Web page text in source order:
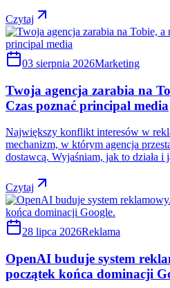
Czytaj
03 sierpnia 2026Marketing
Twoja agencja zarabia na
Czas poznać principal media
Największy konflikt interesów w
mechanizm, w którym agencja
dostawcą. Wyjaśniam, jak to działa i
Czytaj
28 lipca 2026Reklama
OpenAI buduje system
początek końca dominacji